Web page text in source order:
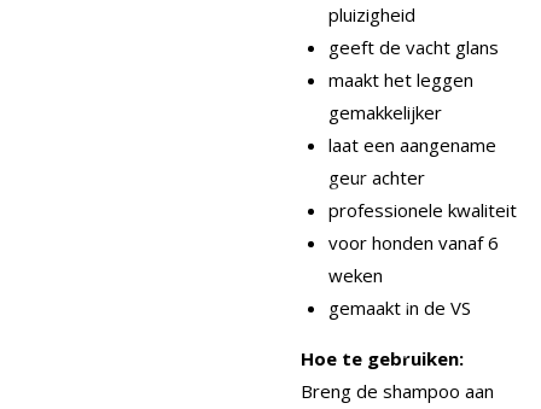
pluizigheid
geeft de vacht glans
maakt het leggen
gemakkelijker
laat een aangename
geur achter
professionele kwaliteit
voor honden vanaf 6
weken
gemaakt in de VS
Hoe te gebruiken:
Breng de shampoo aan